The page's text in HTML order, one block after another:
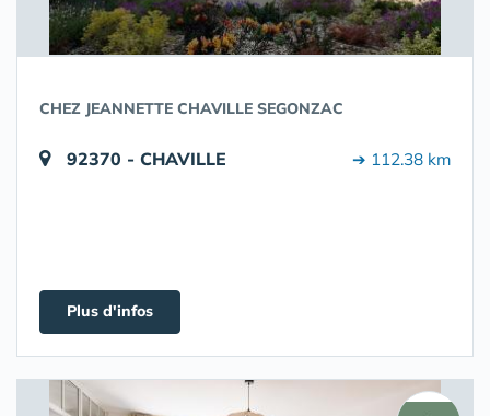
CHEZ JEANNETTE CHAVILLE SEGONZAC
92370 - CHAVILLE ➔ 112.38 km
Plus d'infos